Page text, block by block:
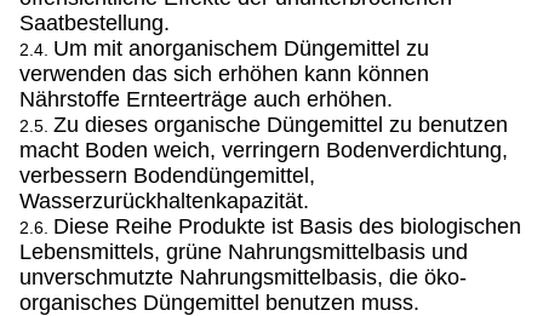
Saatbestellung.
2.4. Um mit anorganischem Düngemittel zu
verwenden das sich erhöhen kann können
Nährstoffe Ernteerträge auch erhöhen.
2.5. Zu dieses organische Düngemittel zu benutzen
macht Boden weich, verringern Bodenverdichtung,
verbessern Bodendüngemittel,
Wasserzurückhaltenkapazität.
2.6. Diese Reihe Produkte ist Basis des biologischen
Lebensmittels, grüne Nahrungsmittelbasis und
unverschmutzte Nahrungsmittelbasis, die öko-
organisches Düngemittel benutzen muss.